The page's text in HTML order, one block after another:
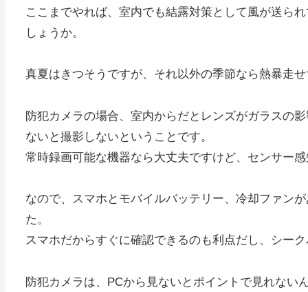
ここまでやれば、室内でも結露対策として風が送ら
しょうか。
真夏はきつそうですが、それ以外の季節なら熱暴走
防犯カメラの場合、室内からだとレンズがガラスの
ないと撮影しないということです。
常時録画可能な機器なら大丈夫ですけど、センサー
なので、スマホとモバイルバッテリー、冷却ファン
た。
スマホだからすぐに確認できるのも利点だし、シー
防犯カメラは、PCから見ないとポイントで見れな